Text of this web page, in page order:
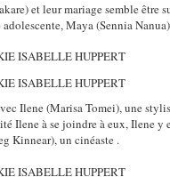
et leur mariage semble être
Maya (Sennia
Ilene (Marisa Tomei), une
Ilene à se joindre à eux, Ilene y
Kinnear), un cinéaste .